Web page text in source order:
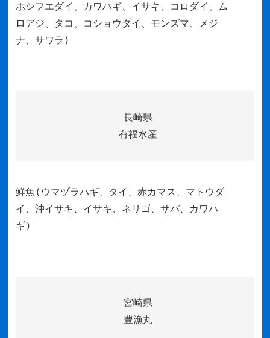
ホシフエダイ、カワハギ、イサキ、コロダイ、ム
ロアジ、タコ、コショウダイ、モンズマ、メジ
ナ、サワラ)
長崎県
有福水産
鮮魚(ウマヅラハギ、タイ、赤カマス、マトウダ
イ、沖イサキ、イサキ、ネリゴ、サバ、カワハ
ギ)
宮崎県
豊漁丸